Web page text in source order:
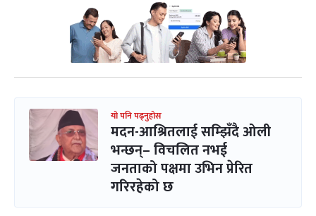
यो पनि पढ्नुहोस
मदन-आश्रितलाई सम्झिँदै ओली
भन्छन्– विचलित नभई
जनताको पक्षमा उभिन प्रेरित
गरिरहेको छ